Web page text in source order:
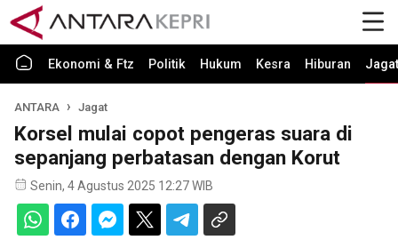
Ekonomi & Ftz Politik Hukum Kesra Hiburan Jagat
ANTARA Jagat
Korsel mulai copot pengeras suara di
sepanjang perbatasan dengan Korut
Senin, 4 Agustus 2025 12:27 WIB